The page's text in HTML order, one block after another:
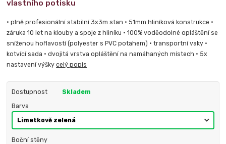
vlastního potisku
• plně profesionální stabilní 3x3m stan • 51mm hliníková konstrukce •
záruka 10 let na klouby a spoje z hliníku • 100% voděodolné opláštění se
sníženou hořlavostí (polyester s PVC potahem) • transportní vaky •
kotvící sada • dvojitá vrstva opláštění na namáhaných místech • 5x
nastavení výškycelý popis
Dostupnost Skladem
Barva
Boční stěny